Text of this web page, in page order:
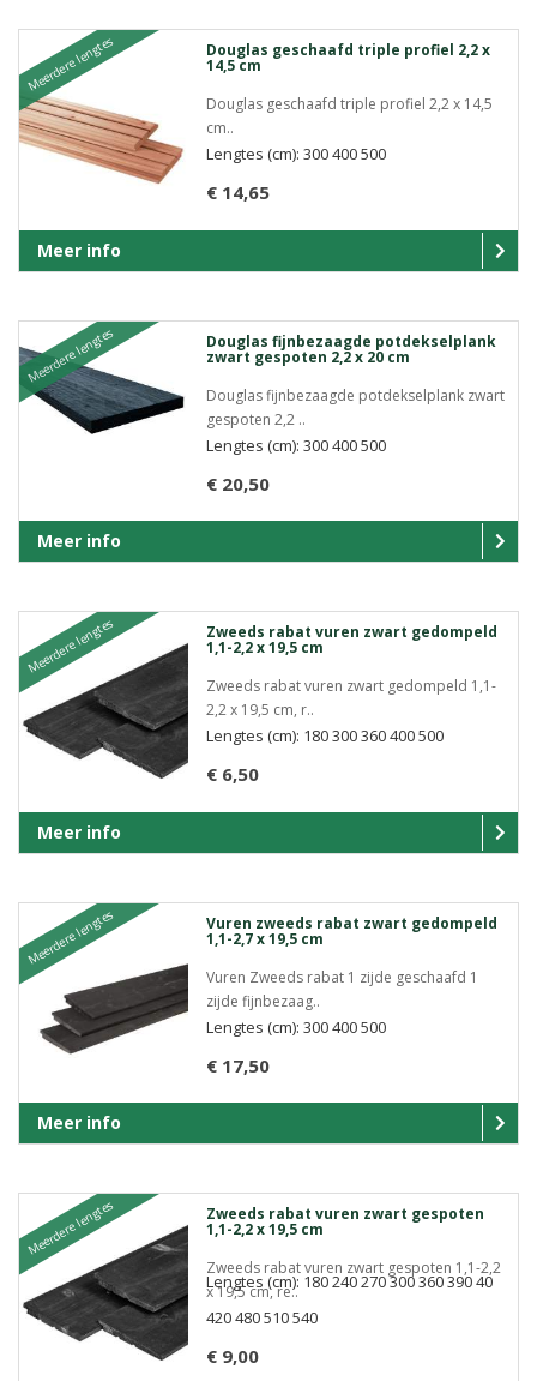
Meerdere lengtes Douglas geschaafd triple profiel 2,2 x
14,5 cm
Douglas geschaafd triple profiel 2,2 x 14,5
cm..
€ 14,65
Lengtes (cm): 300 400 500
Meer info
Meerdere lengtes Douglas fijnbezaagde potdekselplank
zwart gespoten 2,2 x 20 cm
Douglas fijnbezaagde potdekselplank zwart
gespoten 2,2 ..
€ 20,50
Lengtes (cm): 300 400 500
Meer info
Meerdere lengtes Zweeds rabat vuren zwart gedompeld
1,1-2,2 x 19,5 cm
Zweeds rabat vuren zwart gedompeld 1,1-
2,2 x 19,5 cm, r..
€ 6,50
Lengtes (cm): 180 300 360 400 500
Meer info
Meerdere lengtes Vuren zweeds rabat zwart gedompeld
1,1-2,7 x 19,5 cm
Vuren Zweeds rabat 1 zijde geschaafd 1
zijde fijnbezaag..
€ 17,50
Lengtes (cm): 300 400 500
Meer info
Meerdere lengtes Zweeds rabat vuren zwart gespoten
1,1-2,2 x 19,5 cm
Zweeds rabat vuren zwart gespoten 1,1-2,2
x 19,5 cm, re..
€ 9,00
Lengtes (cm): 180 240 270 300 360 390 40
420 480 510 540